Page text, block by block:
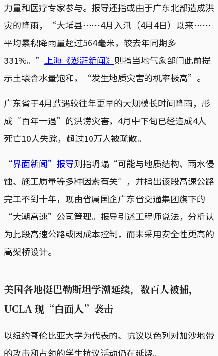
力量和医疗专家参与。报导还指或由于广东北部造成洪
灾的降雨，“大埔县⋯⋯4月入汛（4月4日）以来⋯⋯
平均累积降雨量超过564毫米，较去年同期多
331%。”
上海《澎湃新闻》 则指当地气象部门此前提
示土壤含水量饱和，“发生地质灾害的机率极高”。
广东省于4月遭遇较往年更早的大规模长时间降雨，形
成“百年一遇”的洪涝灾害，4月中下旬已经造成4人
死亡10人失踪，超过10万人被疏散。
“界面新闻”报导则指坍塌“可能与地质结构、雨水侵
蚀、施工质量等多种因素有关”，并指出该段高速公路
完工不到十年，现由省属国企广东省交通集团旗下的
“大潮高速”公司管理。报导引述工程师说法，分析认
为此段高速公路或因成本控制，而未采用安全性更高的
高架桥设计。
美国各地挺巴勒斯坦学潮延续，数百人被捕，
UCLA 现“白面人”袭击
以纽约哥伦比亚大学为代表的、抗议以色列对加沙地带
的攻击和占领的学生抗议活动仍在延烧。